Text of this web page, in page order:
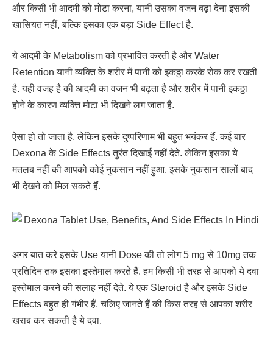
और किसी भी आदमी को मोटा करना, यानी उसका वजन बढ़ा देना इसकी
खासियत नहीं, बल्कि इसका एक बड़ा Side Effect है.
ये आदमी के Metabolism को प्रभावित करती है और Water
Retention यानी व्यक्ति के शरीर में पानी को इकठ्ठा करके रोक कर रखती
है. यही वजह है की आदमी का वजन भी बढ़ता है और शरीर में पानी इकठ्ठा
होने के कारण व्यक्ति मोटा भी दिखने लग जाता है.
ऐसा हो तो जाता है, लेकिन इसके दुष्परिणाम भी बहुत भयंकर हैं. कई बार
Dexona के Side Effects तुरंत दिखाई नहीं देते. लेकिन इसका ये
मतलब नहीं की आपको कोई नुकसान नहीं हुआ. इसके नुकसान सालों बाद
भी देखने को मिल सकते हैं.
अगर बात करे इसके Use यानी Dose की तो लोग 5 mg से 10mg तक
प्रतिदिन तक इसका इस्तेमाल करते हैं. हम किसी भी तरह से आपको ये दवा
इस्तेमाल करने की सलाह नहीं देते. ये एक Steroid है और इसके Side
Effects बहुत ही गंभीर हैं. चलिए जानते हैं की किस तरह से आपका शरीर
खराब कर सकती है ये दवा.